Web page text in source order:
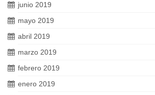
junio 2019
mayo 2019
abril 2019
marzo 2019
febrero 2019
enero 2019